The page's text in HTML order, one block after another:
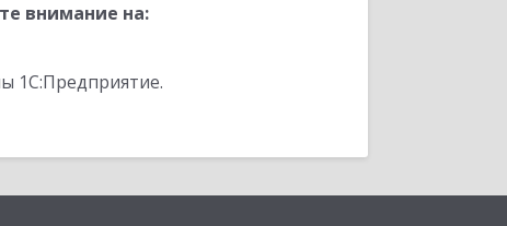
внимание на:
1С:Предприятие.